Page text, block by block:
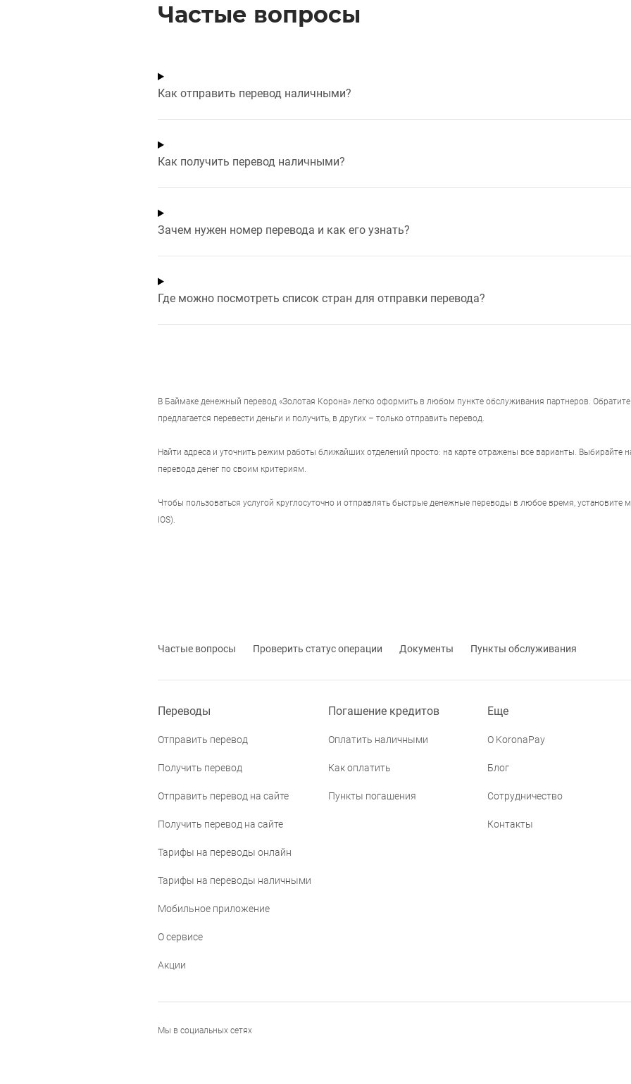
Частые вопросы
Как отправить перевод наличными?
Как получить перевод наличными?
Зачем нужен номер перевода и как его узнать?
Где можно посмотреть список стран для отправки перевода?
В Баймаке денежный перевод «Золотая Корона» легко оформить в любом пункте обслуживания партнеров.
предлагается перевести деньги и получить, в других – только отправить перевод.
Найти адреса и уточнить режим работы ближайших отделений просто: на карте отражены все варианты. Выбирайте
перевода денег по своим критериям.
Чтобы пользоваться услугой круглосуточно и отправлять быстрые денежные переводы в любое время,
IOS).
Частые вопросы Проверить статус операции Документы Пункты обслуживания
Переводы
Отправить перевод
Получить перевод
Отправить перевод на сайте
Получить перевод на сайте
Тарифы на переводы онлайн
Тарифы на переводы наличными
Мобильное приложение
О сервисе
Акции
Погашение кредитов
Оплатить наличными
Как оплатить
Пункты погашения
Еще
О KoronaPay
Блог
Сотрудничество
Контакты
Мы в социальных сетях